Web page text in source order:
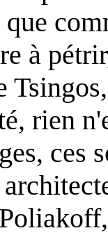
que
à
rien
ces